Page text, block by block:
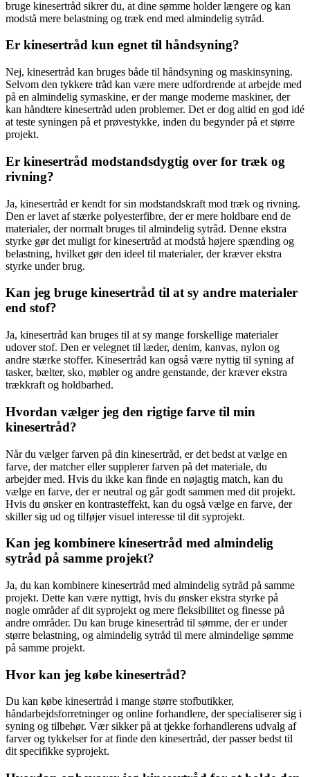
bruge kinesertråd sikrer du, at dine sømme holder længere og kan
modstå mere belastning og træk end med almindelig sytråd.
Er kinesertråd kun egnet til håndsyning?
Nej, kinesertråd kan bruges både til håndsyning og maskinsyning.
Selvom den tykkere tråd kan være mere udfordrende at arbejde med
på en almindelig symaskine, er der mange moderne maskiner, der
kan håndtere kinesertråd uden problemer. Det er dog altid en god idé
at teste syningen på et prøvestykke, inden du begynder på et større
projekt.
Er kinesertråd modstandsdygtig over for træk og
rivning?
Ja, kinesertråd er kendt for sin modstandskraft mod træk og rivning.
Den er lavet af stærke polyesterfibre, der er mere holdbare end de
materialer, der normalt bruges til almindelig sytråd. Denne ekstra
styrke gør det muligt for kinesertråd at modstå højere spænding og
belastning, hvilket gør den ideel til materialer, der kræver ekstra
styrke under brug.
Kan jeg bruge kinesertråd til at sy andre materialer
end stof?
Ja, kinesertråd kan bruges til at sy mange forskellige materialer
udover stof. Den er velegnet til læder, denim, kanvas, nylon og
andre stærke stoffer. Kinesertråd kan også være nyttig til syning af
tasker, bælter, sko, møbler og andre genstande, der kræver ekstra
trækkraft og holdbarhed.
Hvordan vælger jeg den rigtige farve til min
kinesertråd?
Når du vælger farven på din kinesertråd, er det bedst at vælge en
farve, der matcher eller supplerer farven på det materiale, du
arbejder med. Hvis du ikke kan finde en nøjagtig match, kan du
vælge en farve, der er neutral og går godt sammen med dit projekt.
Hvis du ønsker en kontrasteffekt, kan du også vælge en farve, der
skiller sig ud og tilføjer visuel interesse til dit syprojekt.
Kan jeg kombinere kinesertråd med almindelig
sytråd på samme projekt?
Ja, du kan kombinere kinesertråd med almindelig sytråd på samme
projekt. Dette kan være nyttigt, hvis du ønsker ekstra styrke på
nogle områder af dit syprojekt og mere fleksibilitet og finesse på
andre områder. Du kan bruge kinesertråd til sømme, der er under
større belastning, og almindelig sytråd til mere almindelige sømme
på samme projekt.
Hvor kan jeg købe kinesertråd?
Du kan købe kinesertråd i mange større stofbutikker,
håndarbejdsforretninger og online forhandlere, der specialiserer sig i
syning og tilbehør. Vær sikker på at tjekke forhandlerens udvalg af
farver og tykkelser for at finde den kinesertråd, der passer bedst til
dit specifikke syprojekt.